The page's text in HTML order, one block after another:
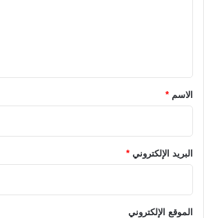
*الاسم *
البريد الإلكتروني *
الموقع الإلكتروني